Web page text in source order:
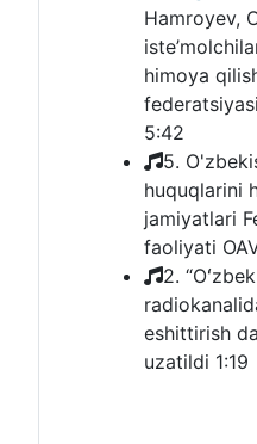
Hamroyev,
himoya
5:42
5.
huquqlarini
jamiyatlari
faoliyati
2.
eshittirish
uzatildi 1:19